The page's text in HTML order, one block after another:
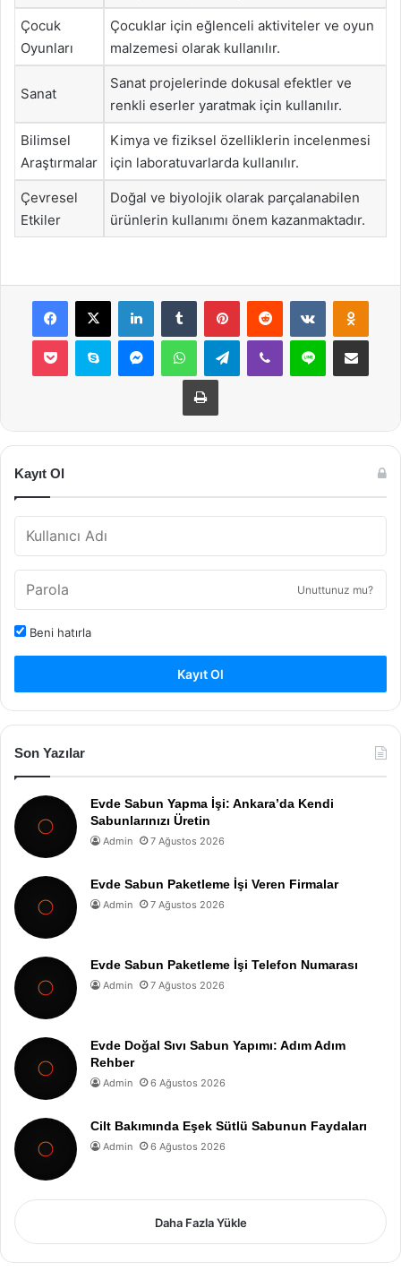
Çocuk
Oyunları
Çocuklar için eğlenceli aktiviteler ve oyun
malzemesi olarak kullanılır.
Sanat
Sanat projelerinde dokusal efektler ve
renkli eserler yaratmak için kullanılır.
Bilimsel
Araştırmalar
Kimya ve fiziksel özelliklerin incelenmesi
için laboratuvarlarda kullanılır.
Çevresel
Etkiler
Doğal ve biyolojik olarak parçalanabilen
ürünlerin kullanımı önem kazanmaktadır.
Facebook
X LinkedInTumblr PinterestReddit VKontakte
Pocket Skype MessengerWhatsAppTelegramViber Line E-Posta ile
Yazdır
Kayıt Ol
Unuttunuz mu?
Beni hatırla
Kayıt Ol
Son Yazılar
Evde Sabun Yapma İşi: Ankara’da Kendi
Sabunlarınızı Üretin
Admin 7 Ağustos 2026
Evde Sabun Paketleme İşi Veren Firmalar
Admin 7 Ağustos 2026
Evde Sabun Paketleme İşi Telefon Numarası
Admin 7 Ağustos 2026
Evde Doğal Sıvı Sabun Yapımı: Adım Adım
Rehber
Admin 6 Ağustos 2026
Cilt Bakımında Eşek Sütlü Sabunun Faydaları
Admin 6 Ağustos 2026
Daha Fazla Yükle